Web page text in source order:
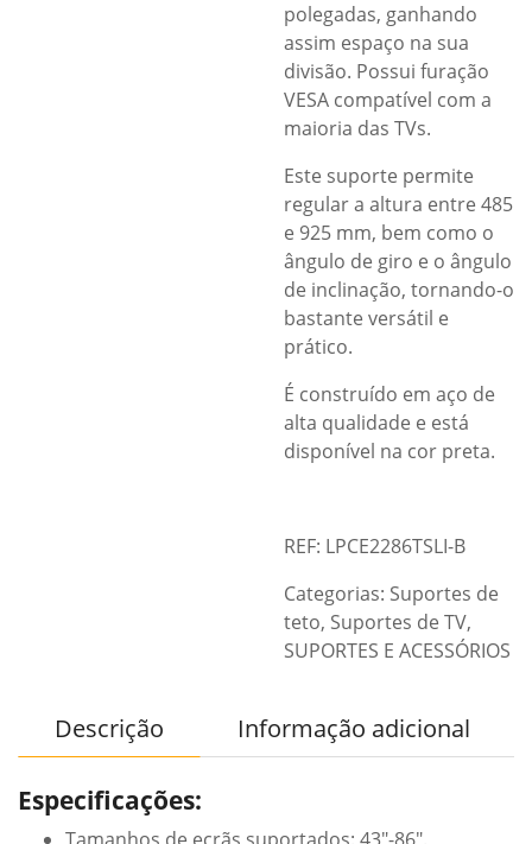
polegadas, ganhando
assim espaço na sua
divisão. Possui furação
VESA compatível com a
maioria das TVs.
Este suporte permite
regular a altura entre 485
e 925 mm, bem como o
ângulo de giro e o ângulo
de inclinação, tornando-o
bastante versátil e
prático.
É construído em aço de
alta qualidade e está
disponível na cor preta.
REF: LPCE2286TSLI-B
Categorias: Suportes de
teto, Suportes de TV,
SUPORTES E ACESSÓRIOS
Descrição Informação adicional
Especificações: